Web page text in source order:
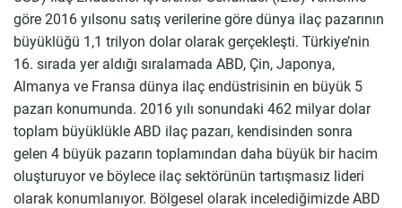
göre 2016 yılsonu satış verilerine göre dünya ilaç pazarının
büyüklüğü 1,1 trilyon dolar olarak gerçekleşti. Türkiye’nin
16. sırada yer aldığı sıralamada ABD, Çin, Japonya,
Almanya ve Fransa dünya ilaç endüstrisinin en büyük 5
pazarı konumunda. 2016 yılı sonundaki 462 milyar dolar
toplam büyüklükle ABD ilaç pazarı, kendisinden sonra
gelen 4 büyük pazarın toplamından daha büyük bir hacim
oluşturuyor ve böylece ilaç sektörünün tartışmasız lideri
olarak konumlanıyor. Bölgesel olarak incelediğimizde ABD